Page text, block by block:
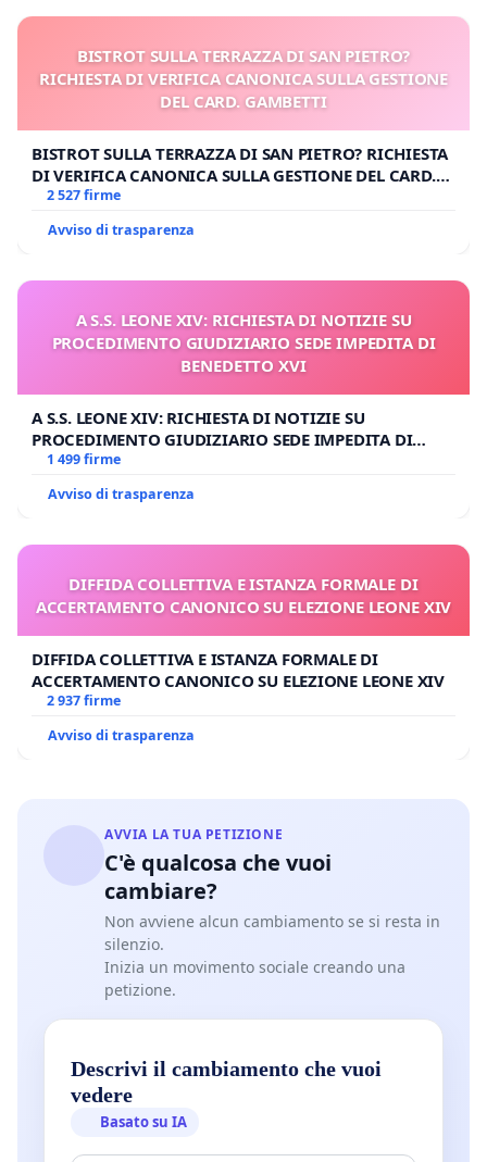
BISTROT SULLA TERRAZZA DI SAN PIETRO?
RICHIESTA DI VERIFICA CANONICA SULLA GESTIONE
DEL CARD. GAMBETTI
BISTROT SULLA TERRAZZA DI SAN PIETRO? RICHIESTA
DI VERIFICA CANONICA SULLA GESTIONE DEL CARD.
GAMBETTI
2 527 firme
Avviso di trasparenza
A S.S. LEONE XIV: RICHIESTA DI NOTIZIE SU
PROCEDIMENTO GIUDIZIARIO SEDE IMPEDITA DI
BENEDETTO XVI
A S.S. LEONE XIV: RICHIESTA DI NOTIZIE SU
PROCEDIMENTO GIUDIZIARIO SEDE IMPEDITA DI
BENEDETTO XVI
1 499 firme
Avviso di trasparenza
DIFFIDA COLLETTIVA E ISTANZA FORMALE DI
ACCERTAMENTO CANONICO SU ELEZIONE LEONE XIV
DIFFIDA COLLETTIVA E ISTANZA FORMALE DI
ACCERTAMENTO CANONICO SU ELEZIONE LEONE XIV
2 937 firme
Avviso di trasparenza
AVVIA LA TUA PETIZIONE
C'è qualcosa che vuoi
cambiare?
Non avviene alcun cambiamento se si resta in
silenzio.
Inizia un movimento sociale creando una
petizione.
Descrivi il cambiamento che vuoi
vedere
Basato su IA